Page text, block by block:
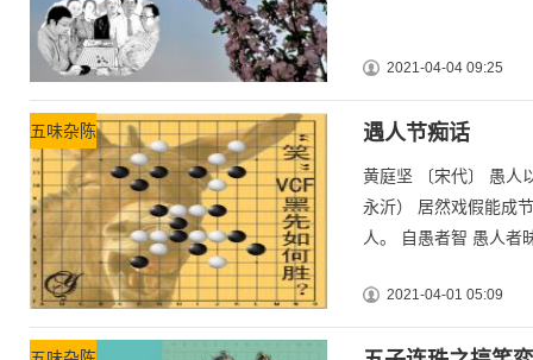
2021-04-04 09:25
五味杂陈 遇人节痴话
黄庭坚 〔宋代〕 愚人
永沂） 居然戏假能成
人。 自愚者智 愚人者
2021-04-01 05:09